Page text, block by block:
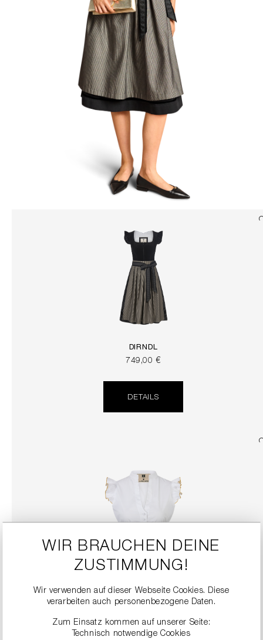
DIRNDL
749,00 €
DETAILS
DIRNDLBLUSE MIT VOLANTÄRMELN
DETAILS
WIR BRAUCHEN DEINE
ZUSTIMMUNG!
Wir verwenden auf dieser Webseite Cookies. Diese
verarbeiten auch personenbezogene Daten.
Zum Einsatz kommen auf unserer Seite:
Technisch notwendige Cookies